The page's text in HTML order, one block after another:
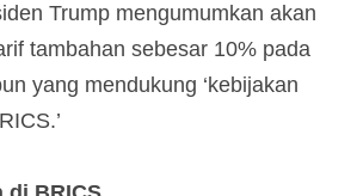
Trump mengumumkan akan
tambahan sebesar 10% pada
yang mendukung ‘kebijakan